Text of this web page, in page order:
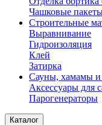
Чашковые
Строительные
Выравнивание
Гидроизоляция
Клей
Затирка
Сауны, хамамы и
Аксессуары для
Парогенераторы
Каталог